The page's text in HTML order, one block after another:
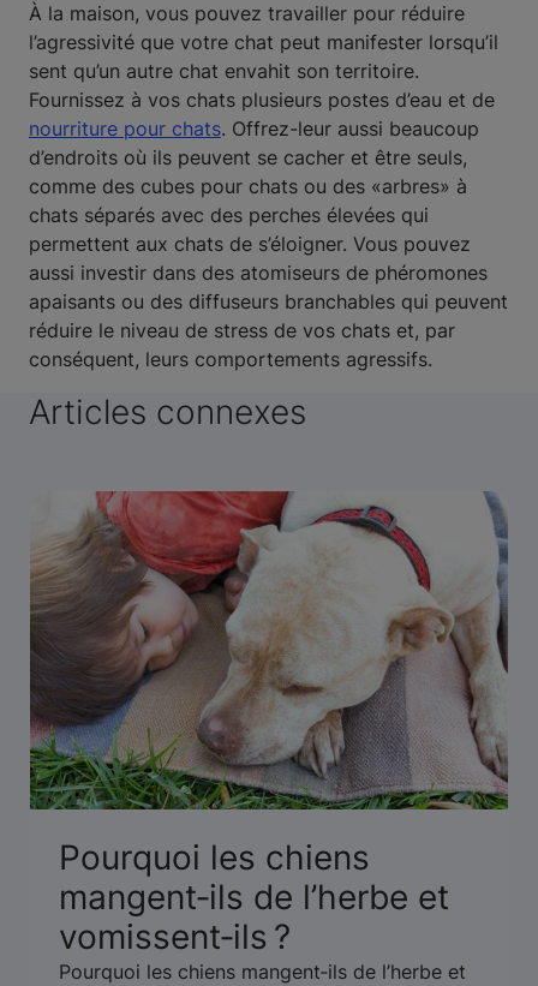
À la maison, vous pouvez travailler pour réduire
l’agressivité que votre chat peut manifester lorsqu’il
sent qu’un autre chat envahit son territoire.
Fournissez à vos chats plusieurs postes d’eau et de
nourriture pour chats. Offrez-leur aussi beaucoup
d’endroits où ils peuvent se cacher et être seuls,
comme des cubes pour chats ou des «arbres» à
chats séparés avec des perches élevées qui
permettent aux chats de s’éloigner. Vous pouvez
aussi investir dans des atomiseurs de phéromones
apaisants ou des diffuseurs branchables qui peuvent
réduire le niveau de stress de vos chats et, par
conséquent, leurs comportements agressifs.
Articles connexes
Pourquoi les chiens
mangent‑ils de l’herbe et
vomissent‑ils ?
Pourquoi les chiens mangent‑ils de l’herbe et